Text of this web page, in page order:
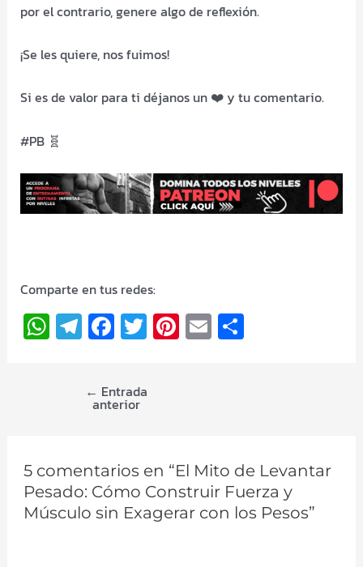
por el contrario, genere algo de reflexión.
¡Se les quiere, nos fuimos!
Si es de valor para ti déjanos un ❤️ y tu comentario.
#PB 🧬
Comparte en tus redes:
W
h
p
Te
le
gr
a
F
a
ce
b
o
k
T
wi
Pi
nt
E
m
tir
← Entrada
anterior
5 comentarios en “El Mito de Levantar
Pesado: Cómo Construir Fuerza y
Músculo sin Exagerar con los Pesos”